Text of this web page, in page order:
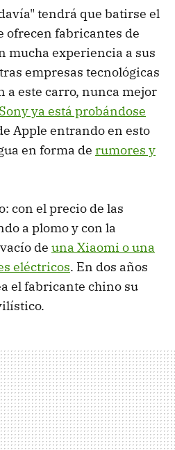
tendrá que batirse el
ofrecen fabricantes de
mucha experiencia a sus
empresas tecnológicas
a este carro, nunca mejor
ya está probándose
Apple entrando en esto
en forma de rumores y
con el precio de las
a plomo y con la
de una Xiaomi o una
eléctricos. En dos años
el fabricante chino su